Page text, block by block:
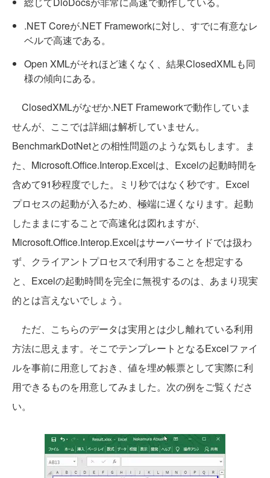
.NET Coreが.NET Frameworkに対し、すでに有意なレ
ベルで高速である。
Open XMLがそれほど速くなく、結果ClosedXMLも同
様の傾向にある。
ClosedXMLがなぜか.NET Frameworkで動作していま
せんが、ここでは詳細は解析していません。
BenchmarkDotNetとの相性問題のような気もします。ま
た、Microsoft.Office.Interop.Excelは、Excelの起動時間を
含めて91秒程度でした。ミリ秒ではなく秒です。Excel
プロセスの起動が入るため、極端に遅くなります。起動
したままにすることで高速化は図れますが、
Microsoft.Office.Interop.Excelはサーバーサイドでは扱わ
ず、クライアントプロセスで利用することを想定する
と、Excelの起動時間を完全に無視するのは、あまり現実
的とは言えないでしょう。
ただ、こちらのデータは実用とは少し離れている利用
方法に思えます。そこでテンプレートとなるExcelファイ
ルを事前に用意しておき、値を埋め帳票として実際に利
用できるものを用意してみました。次の例をご覧くださ
い。